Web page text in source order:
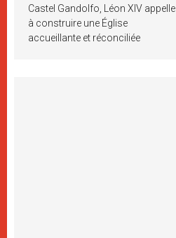
Castel Gandolfo, Léon XIV appelle
à construire une Église
accueillante et réconciliée